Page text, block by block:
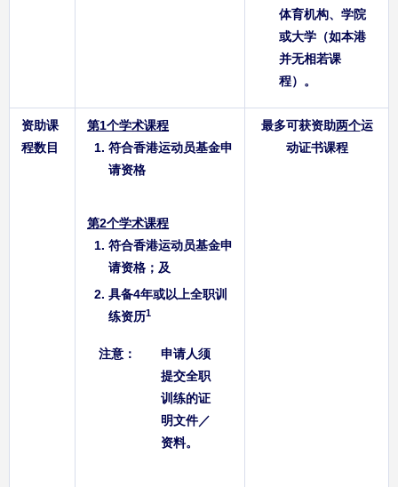
体育机构、学院
或大学（如本港
并无相若课
程）。
资助课
程数目
第1个学术课程
符合香港运动员基金申
请资格
第2个学术课程
符合香港运动员基金申
请资格；及
具备4年或以上全职训
练资历1
注意：
申请人须
提交全职
训练的证
明文件／
资料。
最多可获资助两个运
动证书课程